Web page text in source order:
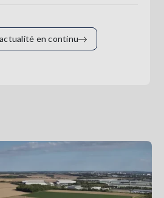
en continu